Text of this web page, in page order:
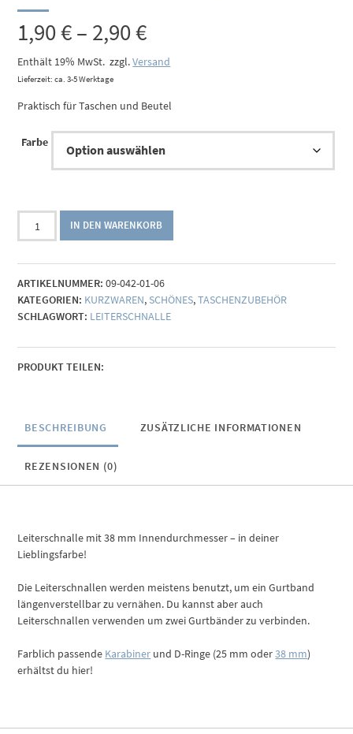
1,90€– 2,90€Preisspanne:
1,90 €
bis
2,90 €
Enthält 19% MwSt. zzgl.Versand
Lieferzeit: ca. 3-5 Werktage
Praktisch für Taschen und Beutel
Farbe
Leiterschnalle
Farbwahl
Menge
IN DEN WARENKORB
ARTIKELNUMMER: 09-042-01-06
KATEGORIEN: KURZWAREN, SCHÖNES,TASCHENZUBEHÖR
SCHLAGWORT: LEITERSCHNALLE
PRODUKT TEILEN:
BESCHREIBUNG ZUSÄTZLICHE INFORMATIONEN
REZENSIONEN (0)
Leiterschnalle mit 38 mm Innendurchmesser – in deiner
Lieblingsfarbe!
Die Leiterschnallen werden meistens benutzt, um ein Gurtband
längenverstellbar zu vernähen. Du kannst aber auch
Leiterschnallen verwenden um zwei Gurtbänder zu verbinden.
Farblich passende Karabiner und D-Ringe (25 mm oder38 mm)
erhältst du hier!